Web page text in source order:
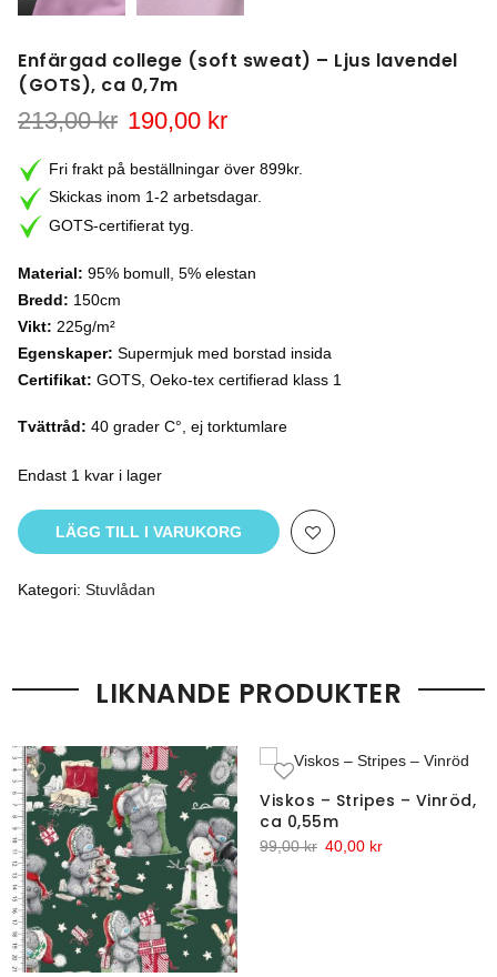
Enfärgad college (soft sweat) – Ljus lavendel
(GOTS), ca 0,7m
213,00kr Det
priset
var:
213,00 kr.
190,00 krDet
priset
är:
Fri frakt på beställningar över 899kr.
Skickas inom 1-2 arbetsdagar.
GOTS-certifierat tyg.
Material: 95% bomull, 5% elestan
Bredd: 150cm
Vikt: 225g/m²
Egenskaper: Supermjuk med borstad insida
Certifikat: GOTS, Oeko-tex certifierad klass 1
Tvättråd: 40 grader C°, ej torktumlare
Endast 1 kvar i lager
LÄGG TILL I VARUKORG
Kategori: Stuvlådan
LIKNANDE PRODUKTER
Viskos – Stripes – Vinröd,
ca 0,55m
99,00kr Det
40,00 krDet